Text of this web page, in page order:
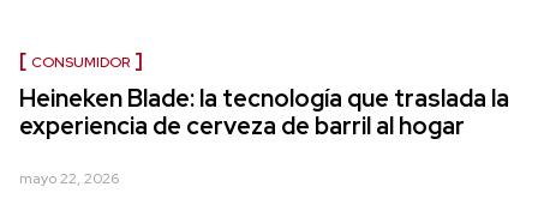
CONSUMIDOR
Heineken Blade: la tecnología que traslada la
experiencia de cerveza de barril al hogar
mayo 22, 2026